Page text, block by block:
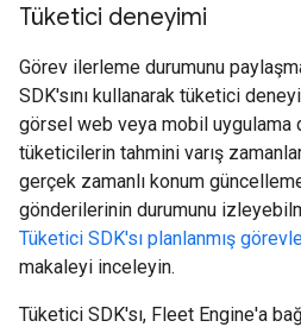
Tüketici deneyimi
Görev ilerleme durumunu
SDK'sını kullanarak tüketici
görsel web veya mobil uygulama
tüketicilerin tahmini varış
gerçek zamanlı konum
gönderilerinin durumunu
Tüketici SDK'sı planlanmış
makaleyi inceleyin.
Tüketici SDK'sı, Fleet Engine'a